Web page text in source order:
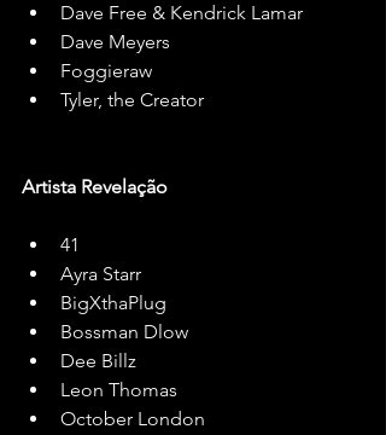
Dave Free & Kendrick Lamar
Dave Meyers
Foggieraw
Tyler, the Creator
Artista Revelação
41
Ayra Starr
BigXthaPlug
Bossman Dlow
Dee Billz
Leon Thomas
October London